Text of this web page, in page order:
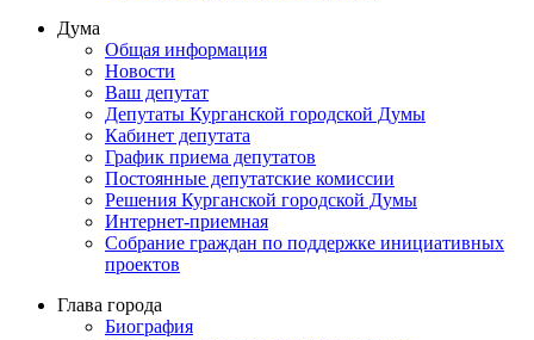
Дума
Общая информация
Новости
Ваш депутат
Депутаты Курганской городской Думы
Кабинет депутата
График приема депутатов
Постоянные депутатские комиссии
Решения Курганской городской Думы
Интернет-приемная
Собрание граждан по поддержке инициативных
проектов
Глава города
Биография